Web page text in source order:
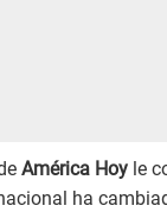
América Hoy le
ha